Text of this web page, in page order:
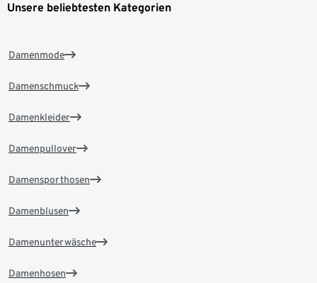
Unsere beliebtesten Kategorien
Damenmode
Damenschmuck
Damenkleider
Damenpullover
Damensporthosen
Damenblusen
Damenunterwäsche
Damenhosen